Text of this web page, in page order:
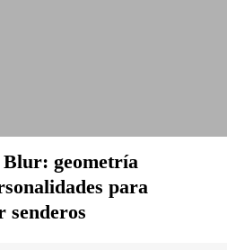
geometría
para
senderos